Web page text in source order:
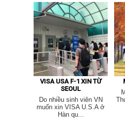
VISA USA F-1 XIN TỪ
SEOUL
Do nhiều sinh viên VN
muốn xin VISA U.S.A ở
Hàn qu...